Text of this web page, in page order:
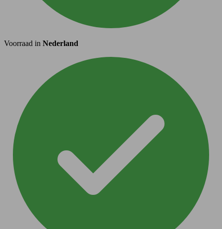
Voorraad in Nederland